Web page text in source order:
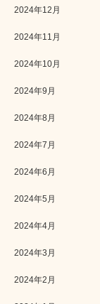
2024年12月
2024年11月
2024年10月
2024年9月
2024年8月
2024年7月
2024年6月
2024年5月
2024年4月
2024年3月
2024年2月